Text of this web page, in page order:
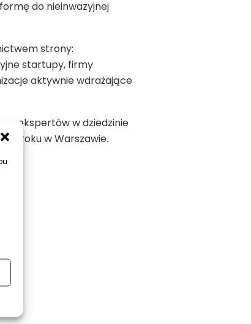
do nieinwazyjnej
strony:
startupy, firmy
aktywnie wdrażające
z ekspertów w dziedzinie
roku w Warszawie.